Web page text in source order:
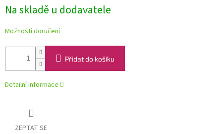
cena:
Na skladě u dodavatele
Možnosti doručení
Přidat do košíku
Detailní informace
ZEPTAT SE